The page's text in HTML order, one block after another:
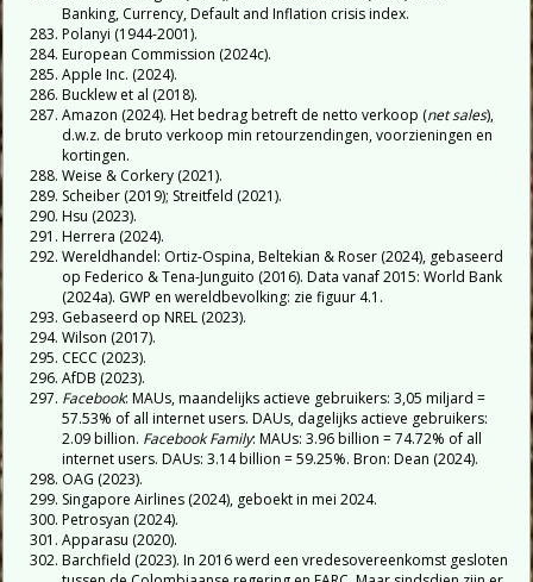
Banking, Currency, Default and Inflation crisis index.
Polanyi (1944-2001).
European Commission (2024c).
Apple Inc. (2024).
Bucklew et al (2018).
Amazon (2024). Het bedrag betreft de netto verkoop (net sales),
d.w.z. de bruto verkoop min retourzendingen, voorzieningen en
kortingen.
Weise & Corkery (2021).
Scheiber (2019); Streitfeld (2021).
Hsu (2023).
Herrera (2024).
Wereldhandel: Ortiz-Ospina, Beltekian & Roser (2024), gebaseerd
op Federico & Tena-Junguito (2016). Data vanaf 2015: World Bank
(2024a). GWP en wereldbevolking: zie figuur 4.1.
Gebaseerd op NREL (2023).
Wilson (2017).
CECC (2023).
AfDB (2023).
Facebook: MAUs, maandelijks actieve gebruikers: 3,05 miljard =
57.53% of all internet users. DAUs, dagelijks actieve gebruikers:
2.09 billion. Facebook Family: MAUs: 3.96 billion = 74.72% of all
internet users. DAUs: 3.14 billion = 59.25%. Bron: Dean (2024).
OAG (2023).
Singapore Airlines (2024), geboekt in mei 2024.
Petrosyan (2024).
Apparasu (2020).
Barchfield (2023). In 2016 werd een vredesovereenkomst gesloten